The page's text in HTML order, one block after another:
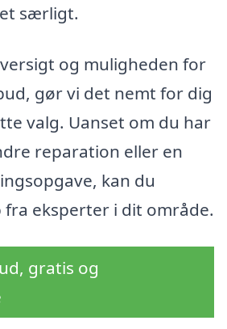
særligt.
og muligheden for
gør vi det nemt for dig
valg. Uanset om du har
reparation eller en
kan du
eksperter i dit område.
gratis og